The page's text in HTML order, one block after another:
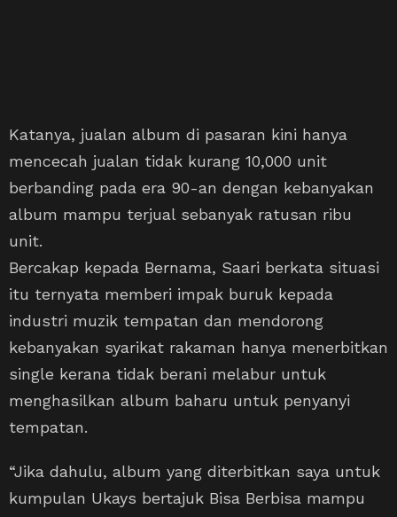
Katanya, jualan album di pasaran kini hanya
mencecah jualan tidak kurang 10,000 unit
berbanding pada era 90-an dengan kebanyakan
album mampu terjual sebanyak ratusan ribu
unit.
Bercakap kepada Bernama, Saari berkata situasi
itu ternyata memberi impak buruk kepada
industri muzik tempatan dan mendorong
kebanyakan syarikat rakaman hanya menerbitkan
single kerana tidak berani melabur untuk
menghasilkan album baharu untuk penyanyi
tempatan.
“Jika dahulu, album yang diterbitkan saya untuk
kumpulan Ukays bertajuk Bisa Berbisa mampu